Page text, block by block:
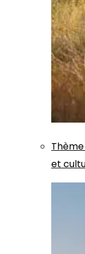
Thème
et